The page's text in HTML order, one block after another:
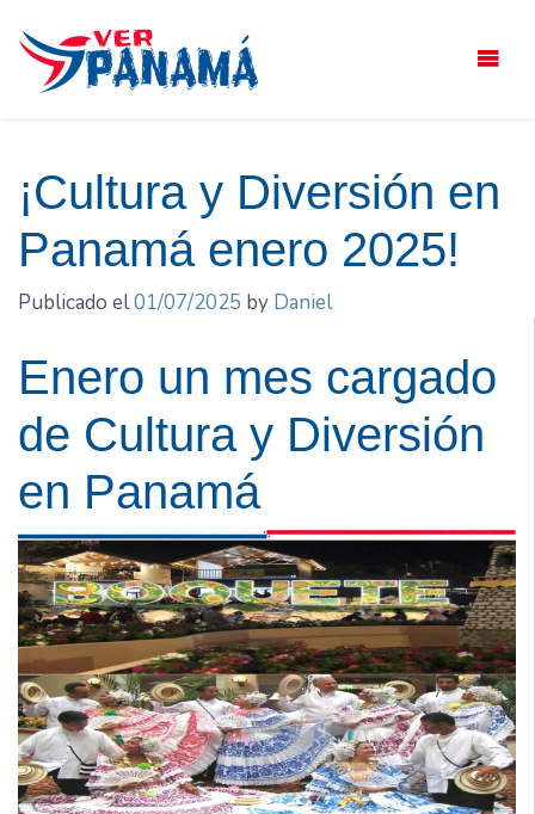
contenido
¡Cultura y Diversión en
Panamá enero 2025!
Publicado el01/07/2025 by Daniel
Enero un mes cargado
de Cultura y Diversión
en Panamá